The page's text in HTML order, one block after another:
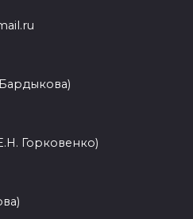
Горковенко)